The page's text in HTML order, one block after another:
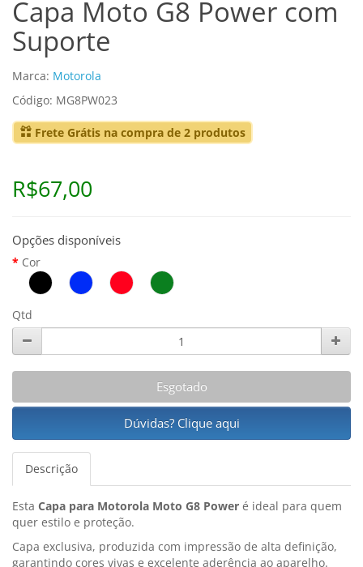
Capa Moto G8 Power com
Suporte
Marca: Motorola
Código: MG8PW023
Frete Grátis na compra de 2 produtos
R$67,00
Opções disponíveis
Cor
Qtd
Esgotado
Dúvidas? Clique aqui
Descrição
Esta Capa para Motorola Moto G8 Power é ideal para quem
quer estilo e proteção.
Capa exclusiva, produzida com impressão de alta definição,
garantindo cores vivas e excelente aderência ao aparelho.